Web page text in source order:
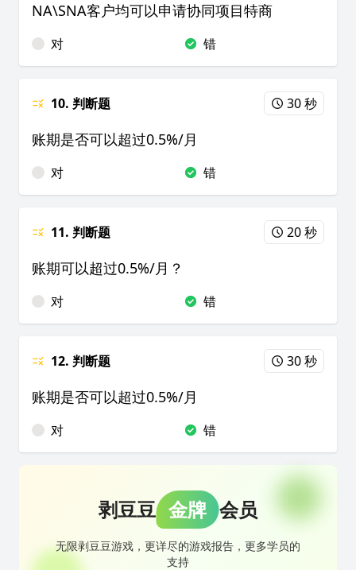
NA\SNA客户均可以申请协同项目特商
对 错
10. 判断题 30 秒
账期是否可以超过0.5%/月
对 错
11. 判断题 20 秒
账期可以超过0.5%/月？
对 错
12. 判断题 30 秒
账期是否可以超过0.5%/月
对 错
剥豆豆 金牌 会员
无限剥豆豆游戏，更详尽的游戏报告，更多学员的
支持